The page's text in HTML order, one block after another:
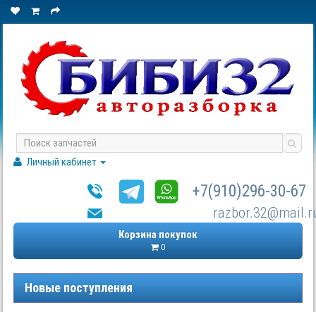
Личный кабинет
+7(910)296-30-67
Корзина покупок
0
Новые поступления